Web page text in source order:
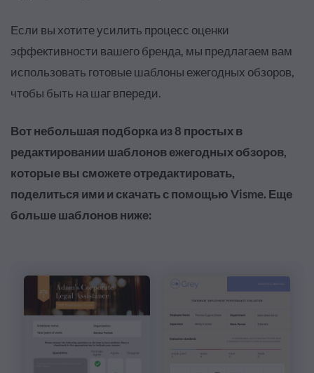
Если вы хотите усилить процесс оценки
эффективности вашего бренда, мы предлагаем вам
использовать готовые шаблоны ежегодных обзоров,
чтобы быть на шаг впереди.
Вот небольшая подборка из 8 простых в
редактировании шаблонов ежегодных обзоров,
которые вы сможете отредактировать,
поделиться ими и скачать с помощью Visme. Еще
больше шаблонов ниже: